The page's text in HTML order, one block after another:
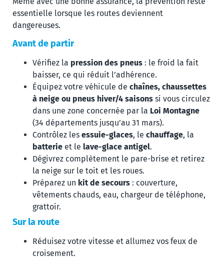
essentielle lorsque les routes deviennent
dangereuses.
Avant de partir
Vérifiez la pression des pneus : le froid la fait
baisser, ce qui réduit l’adhérence.
Équipez votre véhicule de chaînes, chaussettes
à neige ou pneus hiver/4 saisons si vous circulez
dans une zone concernée par la Loi Montagne
(34 départements jusqu’au 31 mars).
Contrôlez les essuie-glaces, le chauffage, la
batterie et le lave-glace antigel.
Dégivrez complètement le pare-brise et retirez
la neige sur le toit et les roues.
Préparez un kit de secours : couverture,
vêtements chauds, eau, chargeur de téléphone,
grattoir.
Sur la route
Réduisez votre vitesse et allumez vos feux de
croisement.